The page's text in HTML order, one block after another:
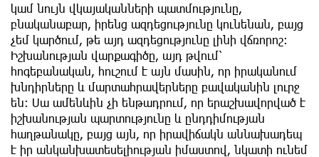
կամ նույն վկայականների պատմությունը,
բնականաբար, իրենց ազդեցությունը կունենան, բայց
չեմ կարծում, թե այդ ազդեցությունը լինի վճռորոշ։
Իշխանության վարքագիծը, այդ թվում՝
հոգեբանական, հուշում է այն մասին, որ իրականում
խնդիրները և մարտահրավերները բավականին լուրջ
են։ Սա ամենևին չի ենթադրում, որ երաշխավորված է
իշխանության պարտությունը և ընդդիմության
հաղթանակը, բայց այն, որ իրավիճակն աննախադեպ
է իր անկանխատեսելիության իմաստով, նկատի ունեմ